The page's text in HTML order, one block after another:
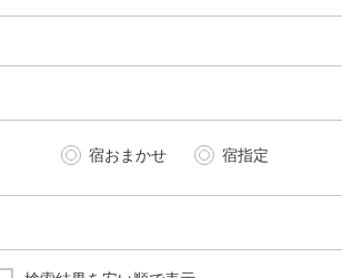
ます。出発前日まで申込可能
場に到着し、当日中に帰着す
宿おまかせ 宿指定